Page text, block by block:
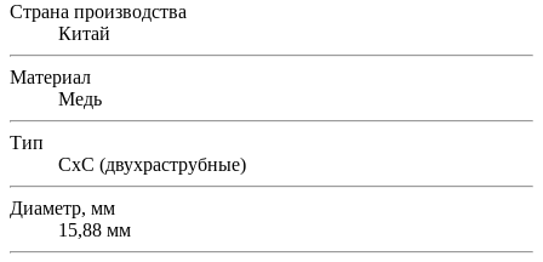
Страна производства
Китай
Материал
Медь
Тип
СхС (двухраструбные)
Диаметр, мм
15,88 мм